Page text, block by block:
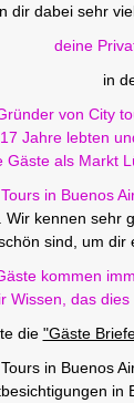
dir dabei sehr
deine
von City
Jahre lebten
Gäste als Markt
in Buenos
Wir kennen sehr
sind, um dir
kommen
Wissen, das
die "Gäste
in Buenos
in